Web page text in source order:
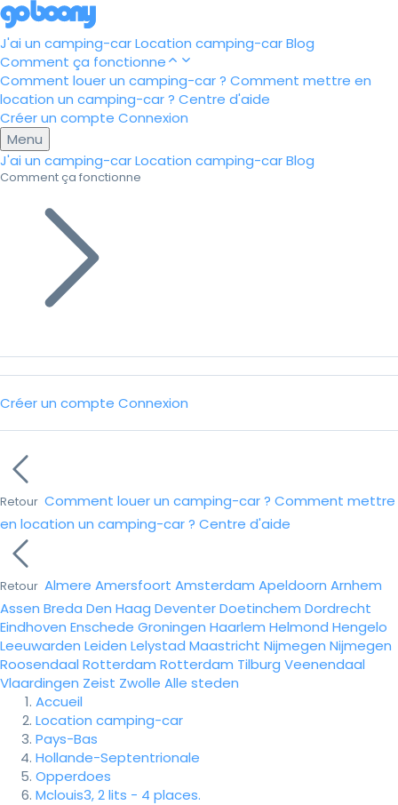
J'ai un camping-carLocation camping-carBlog
Comment ça fonctionne
Comment louer un camping-car ? Comment mettre en
location un camping-car ? Centre d'aide
Créer un compte Connexion
Menu
J'ai un camping-carLocation camping-carBlog
Comment ça fonctionne
Créer un compte Connexion
Retour Comment louer un camping-car ? Comment mettre
en location un camping-car ? Centre d'aide
Retour Almere Amersfoort Amsterdam Apeldoorn Arnhem
Assen Breda Den Haag DeventerDoetinchem Dordrecht
Eindhoven Enschede Groningen Haarlem Helmond Hengelo
Leeuwarden Leiden Lelystad Maastricht Nijmegen Nijmegen
Roosendaal Rotterdam Rotterdam Tilburg Veenendaal
Vlaardingen Zeist Zwolle Alle steden
Accueil
Location camping-car
Pays-Bas
Hollande-Septentrionale
Opperdoes
Mclouis3, 2 lits - 4 places.